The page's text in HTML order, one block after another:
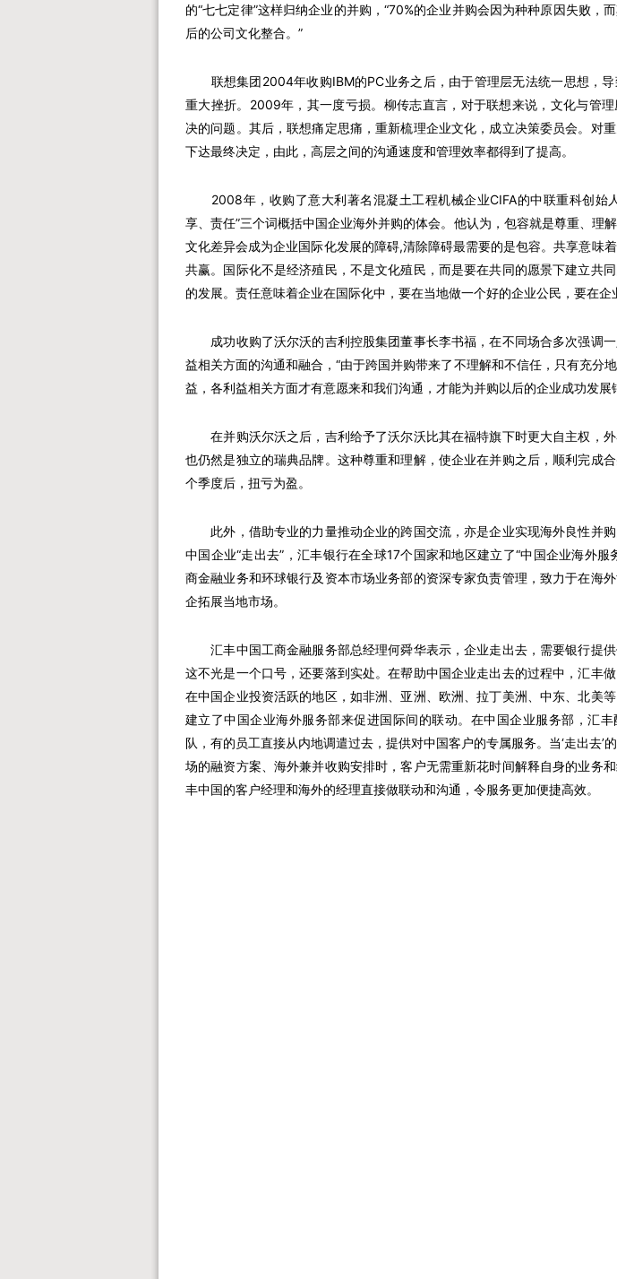
的“七七定律”这样归纳企业的并购，“70%的企业并购会因为种种原因失败，
后的公司文化整合。”
联想集团2004年收购IBM的PC业务之后，由于管理层无法统一思想，导
重大挫折。2009年，其一度亏损。柳传志直言，对于联想来说，文化与管
决的问题。其后，联想痛定思痛，重新梳理企业文化，成立决策委员会。对
下达最终决定，由此，高层之间的沟通速度和管理效率都得到了提高。
2008年，收购了意大利著名混凝土工程机械企业CIFA的中联重科创始
享、责任”三个词概括中国企业海外并购的体会。他认为，包容就是尊重、理
文化差异会成为企业国际化发展的障碍,清除障碍最需要的是包容。共享意味
共赢。国际化不是经济殖民，不是文化殖民，而是要在共同的愿景下建立共
的发展。责任意味着企业在国际化中，要在当地做一个好的企业公民，要在企
成功收购了沃尔沃的吉利控股集团董事长李书福，在不同场合多次强调一
益相关方面的沟通和融合，“由于跨国并购带来了不理解和不信任，只有充分
益，各利益相关方面才有意愿来和我们沟通，才能为并购以后的企业成功发展
在并购沃尔沃之后，吉利给予了沃尔沃比其在福特旗下时更大自主权，外
也仍然是独立的瑞典品牌。这种尊重和理解，使企业在并购之后，顺利完成
个季度后，扭亏为盈。
此外，借助专业的力量推动企业的跨国交流，亦是企业实现海外良性并
中国企业“走出去”，汇丰银行在全球17个国家和地区建立了“中国企业海外服
商金融业务和环球银行及资本市场业务部的资深专家负责管理，致力于在海
企拓展当地市场。
汇丰中国工商金融服务部总经理何舜华表示，企业走出去，需要银行提供
这不光是一个口号，还要落到实处。在帮助中国企业走出去的过程中，汇丰做
在中国企业投资活跃的地区，如非洲、亚洲、欧洲、拉丁美洲、中东、北美
建立了中国企业海外服务部来促进国际间的联动。在中国企业服务部，汇
队，有的员工直接从内地调遣过去，提供对中国客户的专属服务。当‘走出去’
场的融资方案、海外兼并收购安排时，客户无需重新花时间解释自身的业务
丰中国的客户经理和海外的经理直接做联动和沟通，令服务更加便捷高效。